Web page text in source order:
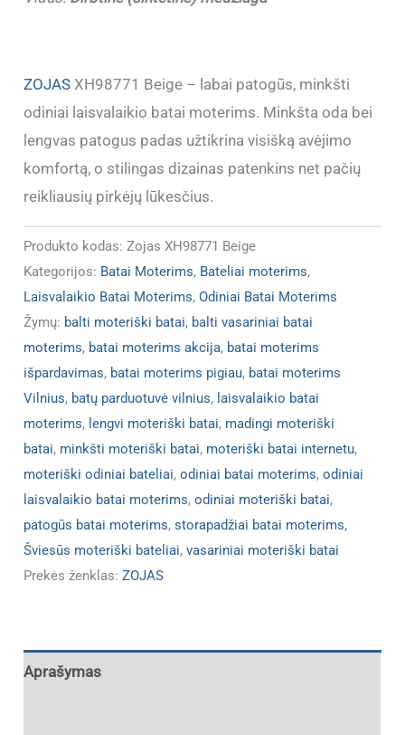
ZOJAS XH98771 Beige – labai patogūs, minkšti
odiniai laisvalaikio batai moterims. Minkšta oda bei
lengvas patogus padas užtikrina visišką avėjimo
komfortą, o stilingas dizainas patenkins net pačių
reikliausių pirkėjų lūkesčius.
Produkto kodas:Zojas XH98771 Beige
Kategorijos: Batai Moterims, Bateliai moterims,
Laisvalaikio Batai Moterims,Odiniai Batai Moterims
Žymų: balti moteriški batai, balti vasariniai batai
moterims, batai moterims akcija, batai moterims
išpardavimas, batai moterims pigiau, batai moterims
Vilnius, batų parduotuvė vilnius, laisvalaikio batai
moterims, lengvi moteriški batai, madingi moteriški
batai, minkšti moteriški batai, moteriški batai internetu,
moteriški odiniai bateliai,odiniai batai moterims,odiniai
laisvalaikio batai moterims,odiniai moteriški batai,
patogūs batai moterims,storapadžiai batai moterims,
Šviesūs moteriški bateliai,vasariniai moteriški batai
Prekės ženklas:ZOJAS
Aprašymas